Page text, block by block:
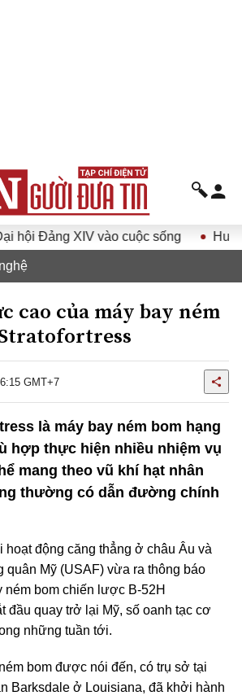
XIV vào cuộc sống Hướng tới Đại
cao của máy bay ném
GMT+7
là máy bay ném bom hạng
hợp thực hiện nhiều nhiệm vụ
mang theo vũ khí hạt nhân
thường có dẫn đường chính
hoạt động căng thẳng ở châu Âu và
quân Mỹ (USAF) vừa ra thông báo
ném bom chiến lược B-52H
đầu quay trở lại Mỹ, số oanh tạc cơ
những tuần tới.
bom được nói đến, có trụ sở tại
Barksdale ở Louisiana, đã khởi hành